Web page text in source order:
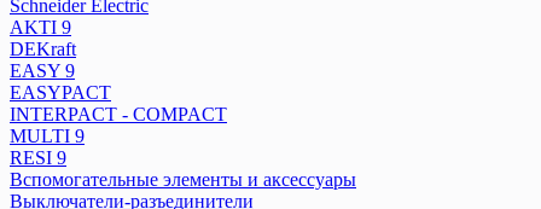
EASYPACT
INTERPACT - COMPACT
MULTI 9
RESI 9
Вспомогательные элементы и аксессуары
Выключатели-разъединители
Датчики температуры
ДОМОВОЙ
Schneider Electric
AKTI 9
DEKraft
EASY 9
EASYPACT
INTERPACT - COMPACT
MULTI 9
RESI 9
Вспомогательные элементы и аксессуары
Выключатели-разъединители